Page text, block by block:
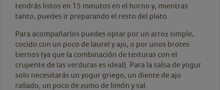
tendrás listos en 15 minutos en el horno y, mientras
tanto, puedes ir preparando el resto del plato.
Para acompañarlos puedes optar por un arroz simple,
cocido con un poco de laurel y ajo, o por unos brotes
tiernos (ya que la combinación de texturas con el
crujiente de las verduras es ideal). Para la salsa de yogur
solo necesitarás un yogur griego, un diente de ajo
rallado, un poco de zumo de limón y sal.